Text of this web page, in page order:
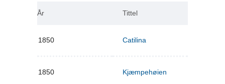
År Tittel
1850 Catilina
1850 Kjæmpehøien